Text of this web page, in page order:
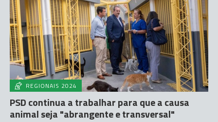
REGIONAIS 2024
PSD continua a trabalhar para que a causa
animal seja "abrangente e transversal"